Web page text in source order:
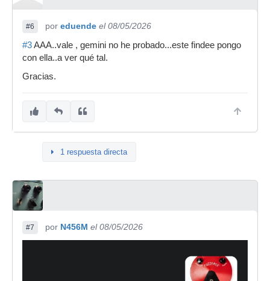
#6 por eduende el 08/05/2026
#3AAA..vale , gemini no he probado...este findee pongo
con ella..a ver qué tal.
Gracias.
1 respuesta directa
#7 por N456M el 08/05/2026